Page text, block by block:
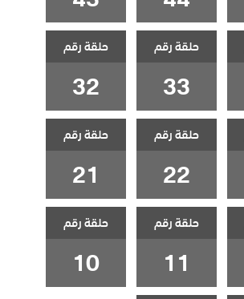
حلقة رقم
33
حلقة رقم
32
حلقة رقم
22
حلقة رقم
21
حلقة رقم
11
حلقة رقم
10